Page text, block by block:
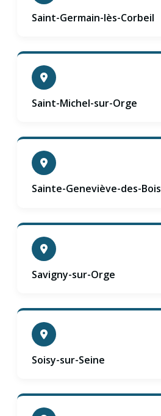
Saint-Germain-lès-Corbeil
Saint-Michel-sur-Orge
Sainte-Geneviève-des-Bois
Savigny-sur-Orge
Soisy-sur-Seine